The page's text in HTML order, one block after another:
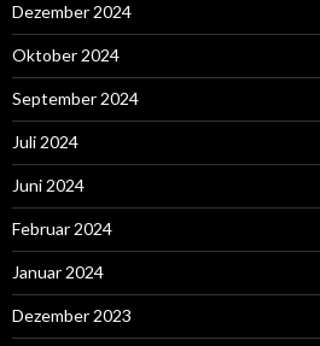
Dezember 2024
Oktober 2024
September 2024
Juli 2024
Juni 2024
Februar 2024
Januar 2024
Dezember 2023